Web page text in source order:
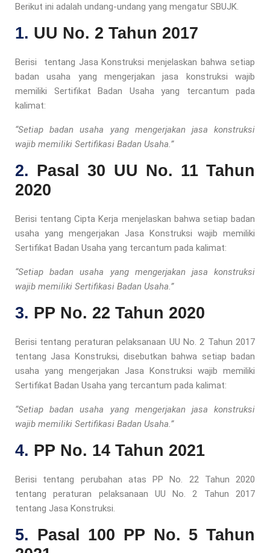
Berikut ini adalah undang-undang yang mengatur SBUJK.
1. UU No. 2 Tahun 2017
Berisi tentang Jasa Konstruksi menjelaskan bahwa setiap
badan usaha yang mengerjakan jasa konstruksi wajib
memiliki Sertifikat Badan Usaha yang tercantum pada
kalimat:
“Setiap badan usaha yang mengerjakan jasa konstruksi
wajib memiliki Sertifikasi Badan Usaha.”
2. Pasal 30 UU No. 11 Tahun
2020
Berisi tentang Cipta Kerja menjelaskan bahwa setiap badan
usaha yang mengerjakan Jasa Konstruksi wajib memiliki
Sertifikat Badan Usaha yang tercantum pada kalimat:
“Setiap badan usaha yang mengerjakan jasa konstruksi
wajib memiliki Sertifikasi Badan Usaha.”
3. PP No. 22 Tahun 2020
Berisi tentang peraturan pelaksanaan UU No. 2 Tahun 2017
tentang Jasa Konstruksi, disebutkan bahwa setiap badan
usaha yang mengerjakan Jasa Konstruksi wajib memiliki
Sertifikat Badan Usaha yang tercantum pada kalimat:
“Setiap badan usaha yang mengerjakan jasa konstruksi
wajib memiliki Sertifikasi Badan Usaha.”
4. PP No. 14 Tahun 2021
Berisi tentang perubahan atas PP No. 22 Tahun 2020
tentang peraturan pelaksanaan UU No. 2 Tahun 2017
tentang Jasa Konstruksi.
5. Pasal 100 PP No. 5 Tahun